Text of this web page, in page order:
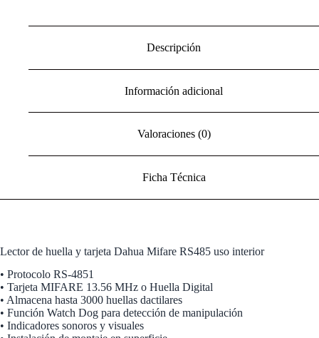
Descripción
Información adicional
Valoraciones (0)
Ficha Técnica
Lector de huella y tarjeta Dahua Mifare RS485 uso interior
• Protocolo RS-4851
• Tarjeta MIFARE 13.56 MHz o Huella Digital
• Almacena hasta 3000 huellas dactilares
• Función Watch Dog para detección de manipulación
• Indicadores sonoros y visuales